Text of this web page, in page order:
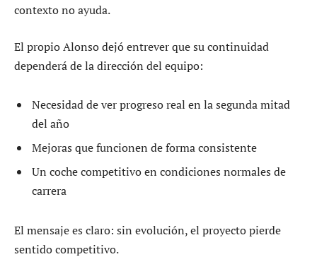
contexto no ayuda.
El propio Alonso dejó entrever que su continuidad
dependerá de la dirección del equipo:
Necesidad de ver progreso real en la segunda mitad
del año
Mejoras que funcionen de forma consistente
Un coche competitivo en condiciones normales de
carrera
El mensaje es claro: sin evolución, el proyecto pierde
sentido competitivo.